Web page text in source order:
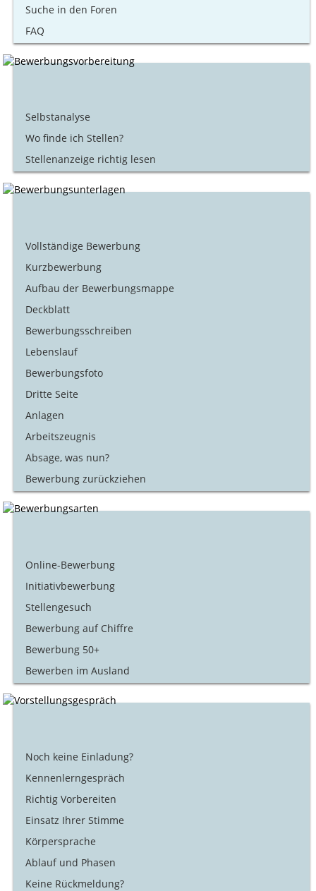
Suche in den Foren
FAQ
Selbstanalyse
Wo finde ich Stellen?
Stellenanzeige richtig lesen
Vollständige Bewerbung
Kurzbewerbung
Aufbau der Bewerbungsmappe
Deckblatt
Bewerbungsschreiben
Lebenslauf
Bewerbungsfoto
Dritte Seite
Anlagen
Arbeitszeugnis
Absage, was nun?
Bewerbung zurückziehen
Online-Bewerbung
Initiativbewerbung
Stellengesuch
Bewerbung auf Chiffre
Bewerbung 50+
Bewerben im Ausland
Noch keine Einladung?
Kennenlerngespräch
Richtig Vorbereiten
Einsatz Ihrer Stimme
Körpersprache
Ablauf und Phasen
Keine Rückmeldung?